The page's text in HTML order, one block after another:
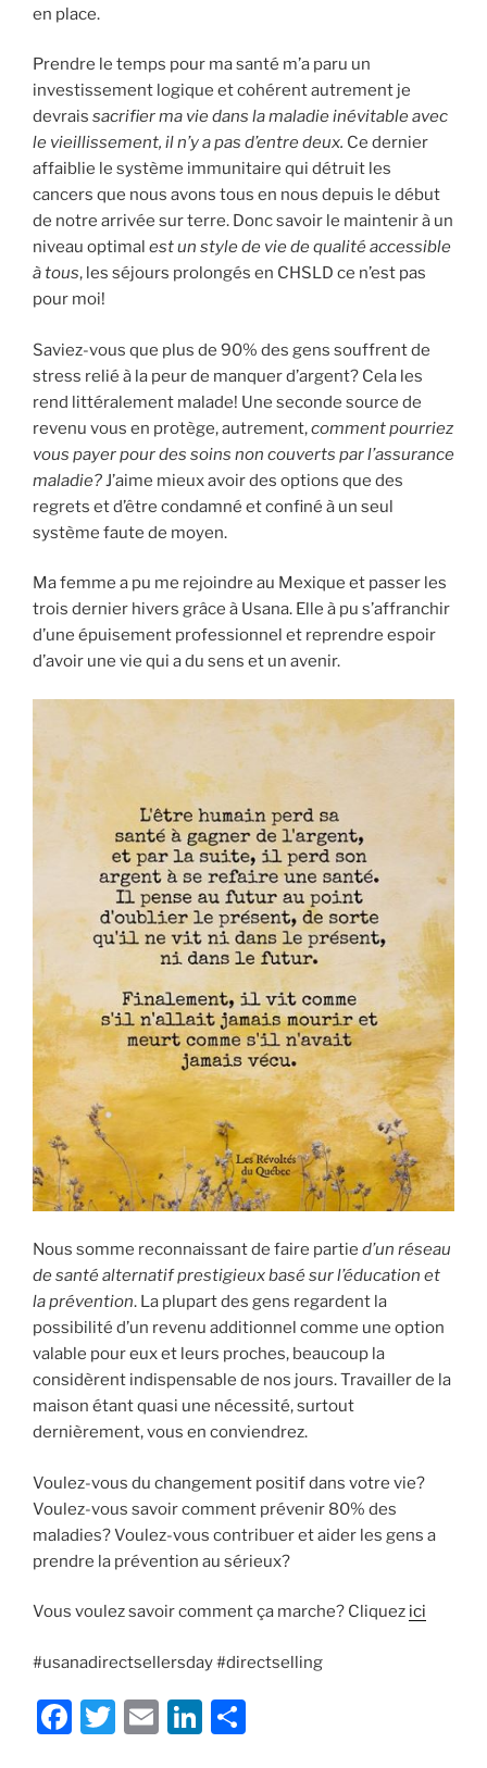
en place.
Prendre le temps pour ma santé m’a paru un
investissement logique et cohérent autrement je
devrais sacrifier ma vie dans la maladie inévitable avec
le vieillissement, il n’y a pas d’entre deux. Ce dernier
affaiblie le système immunitaire qui détruit les
cancers que nous avons tous en nous depuis le début
de notre arrivée sur terre. Donc savoir le maintenir à un
niveau optimal est un style de vie de qualité accessible
à tous, les séjours prolongés en CHSLD ce n’est pas
pour moi!
Saviez-vous que plus de 90% des gens souffrent de
stress relié à la peur de manquer d’argent? Cela les
rend littéralement malade! Une seconde source de
revenu vous en protège, autrement,comment pourriez
vous payer pour des soins non couverts par l’assurance
maladie? J’aime mieux avoir des options que des
regrets et d’être condamné et confiné à un seul
système faute de moyen.
Ma femme a pu me rejoindre au Mexique et passer les
trois dernier hivers grâce à Usana. Elle à pu s’affranchir
d’une épuisement professionnel et reprendre espoir
d’avoir une vie qui a du sens et un avenir.
Nous somme reconnaissant de faire partie d’un réseau
de santé alternatif prestigieux basé sur l’éducation et
la prévention. La plupart des gens regardent la
possibilité d’un revenu additionnel comme une option
valable pour eux et leurs proches, beaucoup la
considèrent indispensable de nos jours. Travailler de la
maison étant quasi une nécessité, surtout
dernièrement, vous en conviendrez.
Voulez-vous du changement positif dans votre vie?
Voulez-vous savoir comment prévenir 80% des
maladies? Voulez-vous contribuer et aider les gens a
prendre la prévention au sérieux?
Vous voulez savoir comment ça marche? Cliquez ici
#usanadirectsellersday #directselling
F
T
E
Li